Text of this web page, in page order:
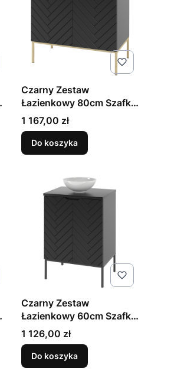
Czarny Zestaw
Łazienkowy 80cm Szafka
z Umywalką Złoty Stelaż
Aspen
Cena
1 167,00 zł
Do koszyka
Czarny Zestaw
Łazienkowy 60cm Szafka
z Blatem Umywalka
Czarny Stelaż Aspen
Cena
1 126,00 zł
Do koszyka